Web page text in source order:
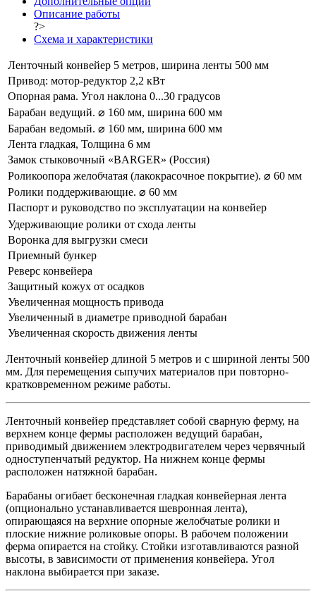
Описание работы
?>
Схема и характеристики
Ленточный конвейер 5 метров, ширина ленты 500 мм
Привод: мотор-редуктор 2,2 кВт
Опорная рама. Угол наклона 0...30 градусов
Барабан ведущий. ⌀ 160 мм, ширина 600 мм
Барабан ведомый. ⌀ 160 мм, ширина 600 мм
Лента гладкая, Толщина 6 мм
Замок стыковочный «BARGER» (Россия)
Роликоопора желобчатая (лакокрасочное покрытие). ⌀ 60 мм
Ролики поддерживающие. ⌀ 60 мм
Паспорт и руководство по эксплуатации на конвейер
Удерживающие ролики от схода ленты
Воронка для выгрузки смеси
Приемный бункер
Реверс конвейера
Защитный кожух от осадков
Увеличенная мощность привода
Увеличенный в диаметре приводной барабан
Увеличенная скорость движения ленты
Ленточный конвейер длиной 5 метров и с шириной ленты 500
мм. Для перемещения сыпучих материалов при повторно-
кратковременном режиме работы.
Ленточный конвейер представляет собой сварную ферму, на
верхнем конце фермы расположен ведущий барабан,
приводимый движением электродвигателем через червячный
одноступенчатый редуктор. На нижнем конце фермы
расположен натяжной барабан.
Барабаны огибает бесконечная гладкая конвейерная лента
(опционально устанавливается шевронная лента),
опирающаяся на верхние опорные желобчатые ролики и
плоские нижние роликовые опоры. В рабочем положении
ферма опирается на стойку. Стойки изготавливаются разной
высоты, в зависимости от применения конвейера. Угол
наклона выбирается при заказе.